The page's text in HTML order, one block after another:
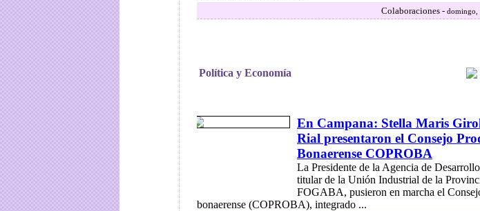
Colaboraciones - domingo,
Política y Economía
En Campana: Stella Maris
Rial presentaron el Consejo
Bonaerense COPROBA
La Presidente de la Agencia de
titular de la Unión Industrial de la
FOGABA, pusieron en marcha el
bonaerense (COPROBA), integrado ...